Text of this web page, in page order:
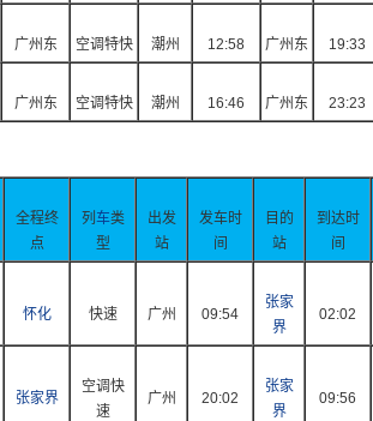
广州东 空调特快 潮州 12:58 广州东 19:33
广州东 空调特快 潮州 16:46 广州东 23:23
全程终
点
列 车类
型
出发
站
发车时
间
目的
站
到达时
间
怀化 快速 广州 09:54
张家
界
02:02
张家界
空调快
速
广州 20:02
张家
界
09:56